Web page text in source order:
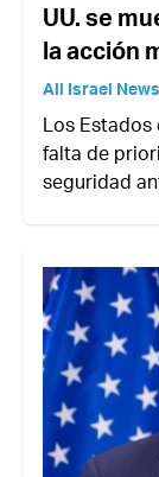
UU. se
la acción
All Israel
Los
falta de
seguridad